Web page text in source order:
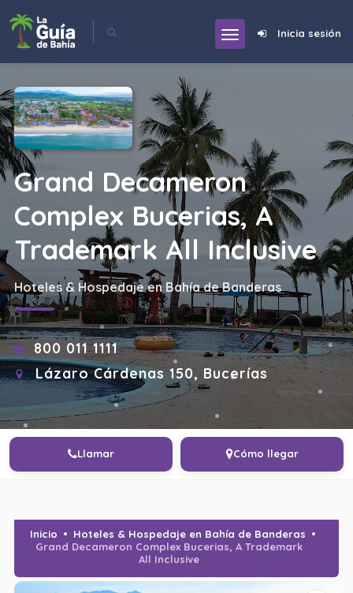
Inicia sesión
Grand Decameron
Complex Bucerias, A
Trademark All Inclusive
Hoteles & Hospedaje en Bahía de Banderas
800 011 1111
Lázaro Cárdenas 150, Bucerías
Llamar Cómo llegar
Inicio
Hoteles & Hospedaje en Bahía de Banderas
Grand Decameron Complex Bucerias, A Trademark
All Inclusive